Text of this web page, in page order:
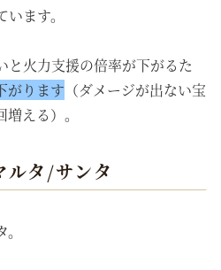
ます。
と火力支援の倍率が下がるた
がります （ダメージが出ない宝
える）。
ルタ/サンタ